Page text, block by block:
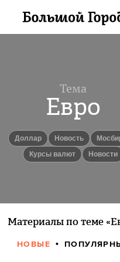
Тема
Евро
доллар Новость
Курсы валют
новости
Материалы по теме
НОВЫЕ